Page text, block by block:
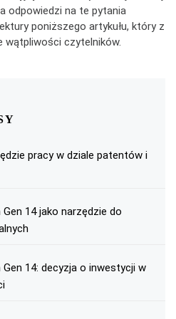
odpowiedzi na te pytania
poniższego artykułu, który z
wątpliwości czytelników.
pracy w dziale patentów i
14 jako narzędzie do
14: decyzja o inwestycji w